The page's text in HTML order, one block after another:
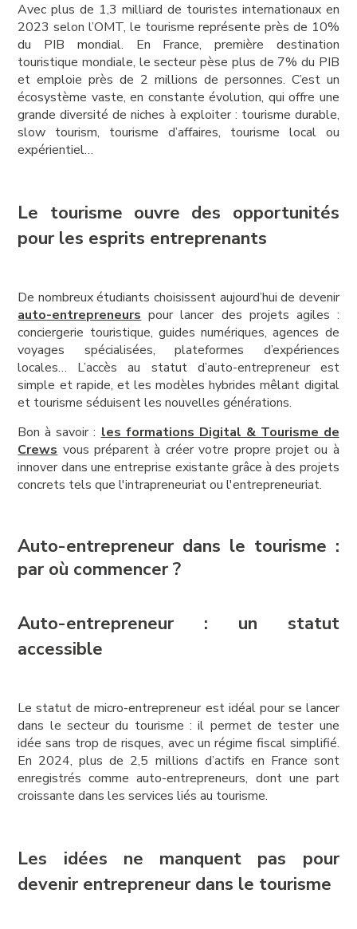
Avec plus de 1,3 milliard de touristes internationaux en
2023 selon l’OMT, le tourisme représente près de 10%
du PIB mondial. En France, première destination
touristique mondiale, le secteur pèse plus de 7% du PIB
et emploie près de 2 millions de personnes. C’est un
écosystème vaste, en constante évolution, qui offre une
grande diversité de niches à exploiter : tourisme durable,
slow tourism, tourisme d’affaires, tourisme local ou
expérientiel…
Le tourisme ouvre des opportunités
pour les esprits entreprenants
De nombreux étudiants choisissent aujourd’hui de devenir
auto-entrepreneurs pour lancer des projets agiles :
conciergerie touristique, guides numériques, agences de
voyages spécialisées, plateformes d’expériences
locales… L’accès au statut d’auto-entrepreneur est
simple et rapide, et les modèles hybrides mêlant digital
et tourisme séduisent les nouvelles générations.
Bon à savoir : les formations Digital & Tourisme de
Crews vous préparent à créer votre propre projet ou à
innover dans une entreprise existante grâce à des projets
concrets tels que l'intrapreneuriat ou l'entrepreneuriat.
Auto-entrepreneur dans le tourisme :
par où commencer ?
Auto-entrepreneur : un statut
accessible
Le statut de micro-entrepreneur est idéal pour se lancer
dans le secteur du tourisme : il permet de tester une
idée sans trop de risques, avec un régime fiscal simplifié.
En 2024, plus de 2,5 millions d’actifs en France sont
enregistrés comme auto-entrepreneurs, dont une part
croissante dans les services liés au tourisme.
Les idées ne manquent pas pour
devenir entrepreneur dans le tourisme